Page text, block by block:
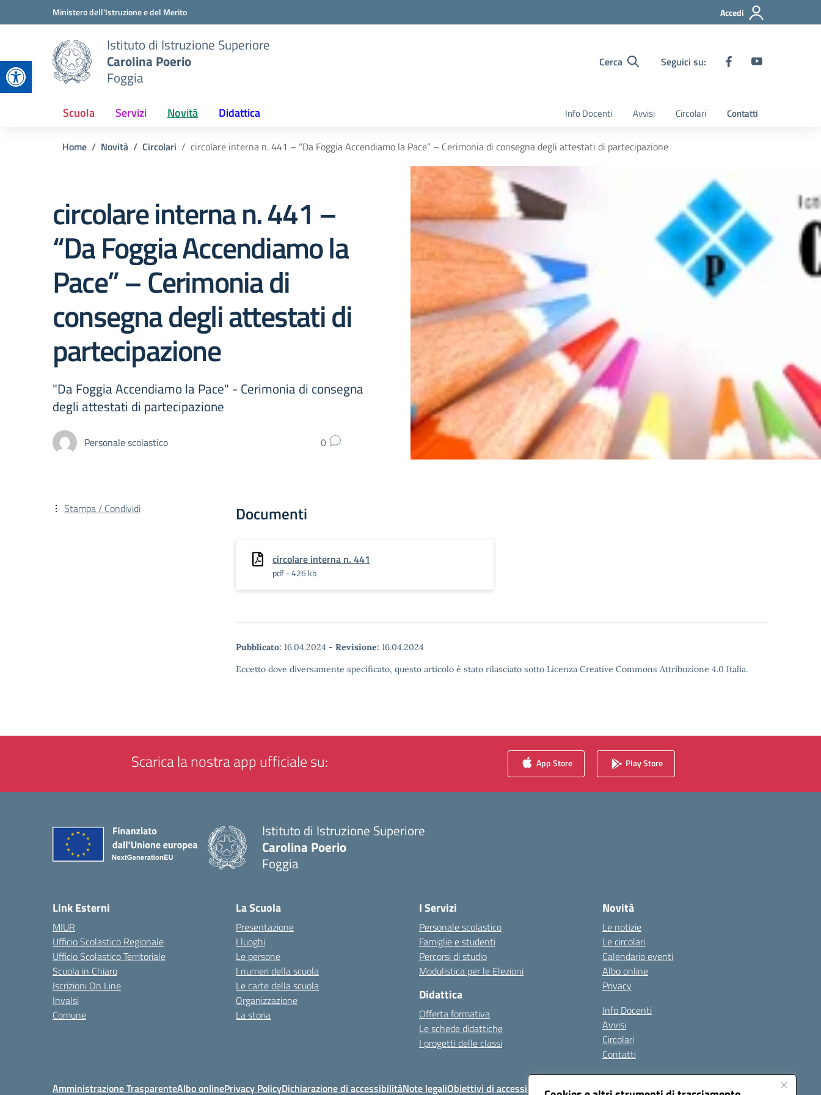
Apri la barra degli strumenti
Vai ai contenuti
Vai al menu di navigazioneMinistero dell'Istruzione e del Merito Accedi
Istituto di Istruzione Superiore
Carolina Poerio
Foggia
Cerca Seguici su:
Scuola Servizi Novità Didattica Info Docenti Avvisi Circolari Contatti
Home Novità Circolari circolare interna n. 441 – “Da Foggia Accendiamo la Pace” – Cerimonia di consegna degli attestati di partecipazione
circolare interna n. 441 –
“Da Foggia Accendiamo la
Pace” – Cerimonia di
consegna degli attestati di
partecipazione
"Da Foggia Accendiamo la Pace" - Cerimonia di consegna
degli attestati di partecipazione
Personale scolastico 0
Documenti
circolare interna n. 441
pdf - 426 kb
Pubblicato: 16.04.2024 - Revisione: 16.04.2024
Eccetto dove diversamente specificato, questo articolo è stato rilasciato sotto Licenza Creative Commons Attribuzione 4.0 Italia.
Stampa / Condividi
Scarica la nostra app ufficiale su: App Store Play Store
Istituto di Istruzione Superiore
Carolina Poerio
Foggia
Link Esterni
MIUR
Ufficio Scolastico Regionale
Ufficio Scolastico Territoriale
Scuola in Chiaro
Iscrizioni On Line
Invalsi
Comune
La Scuola
Presentazione
I luoghi
Le persone
I numeri della scuola
Le carte della scuola
Organizzazione
La storia
I Servizi
Personale scolastico
Famiglie e studenti
Percorsi di studio
Modulistica per le Elezioni
Didattica
Offerta formativa
Le schede didattiche
I progetti delle classi
Novità
Le notizie
Le circolari
Calendario eventi
Albo online
Privacy
Info Docenti
Avvisi
Circolari
Contatti
Amministrazione TrasparenteAlbo onlinePrivacy PolicyDichiarazione di accessibilitàNote legaliObiettivi di accessibilità